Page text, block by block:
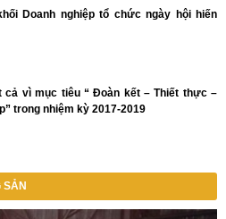
Doanh nghiệp tổ chức ngày hội hiến
cả vì mục tiêu “ Đoàn kết – Thiết thực –
trong nhiệm kỳ 2017-2019
SẢN